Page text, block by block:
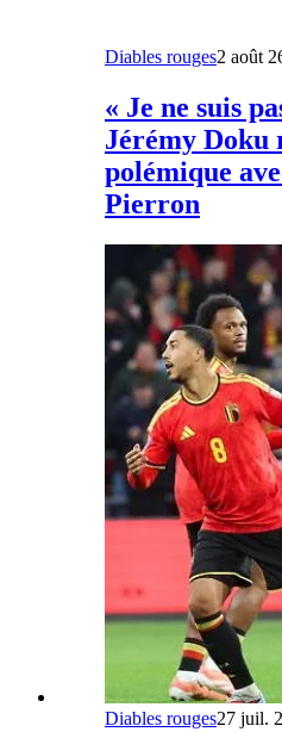
Diables rouges2 août
« Je ne suis
Jérémy Doku
polémique
Pierron
Diables rouges27 juil.